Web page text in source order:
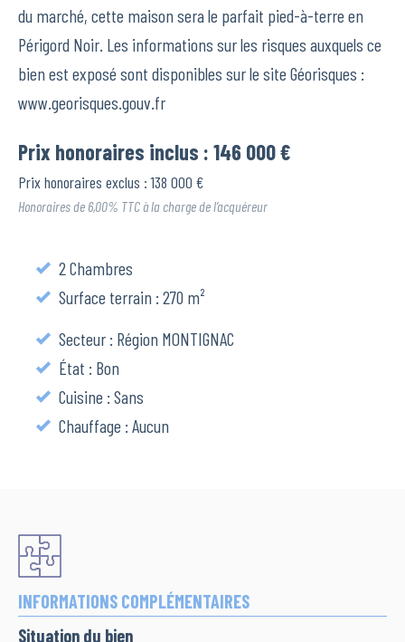
du marché, cette maison sera le parfait pied-à-terre en
Périgord Noir. Les informations sur les risques auxquels ce
bien est exposé sont disponibles sur le site Géorisques :
www.georisques.gouv.fr
Prix honoraires inclus : 146 000 €
Prix honoraires exclus : 138 000 €
Honoraires de 6,00% TTC à la charge de l’acquéreur
2 Chambres
Surface terrain : 270 m²
Secteur : Région MONTIGNAC
État : Bon
Cuisine : Sans
Chauffage : Aucun
INFORMATIONS COMPLÉMENTAIRES
Situation du bien